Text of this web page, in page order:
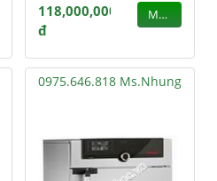
118,000,000
đ
MUA
0975.646.818 Ms.Nhung